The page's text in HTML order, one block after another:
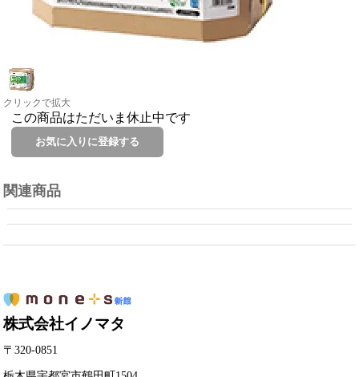
クリックで拡大
この商品はただいま休止中です
関連商品
株式会社イノマタ
〒320-0851